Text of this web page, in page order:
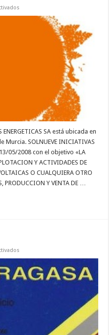
Iniciativas
SA está ubicada en
Murcia. SOLNUEVE INICIATIVAS
05/2008 con el objetivo «LA
Y ACTIVIDADES DE
O CUALQUIERA OTRO
PRODUCCION Y VENTA DE …